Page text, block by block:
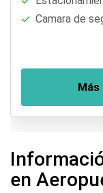
Camara de
en